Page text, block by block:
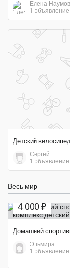
Елена
1 объявление
Детский велосипед
Сергей
1 объявление
Весь мир
4 000 ₽
Эльмира
1 объявление